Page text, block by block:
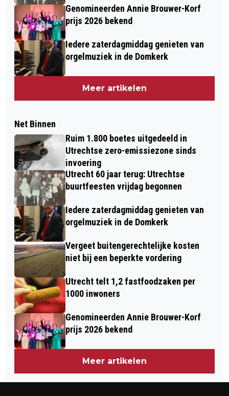
Genomineerden Annie Brouwer-Korf
prijs 2026 bekend
Iedere zaterdagmiddag genieten van
orgelmuziek in de Domkerk
Meer artikelen
Net Binnen
Ruim 1.800 boetes uitgedeeld in
Utrechtse zero-emissiezone sinds
invoering
Utrecht 60 jaar terug: Utrechtse
buurtfeesten vrijdag begonnen
Iedere zaterdagmiddag genieten van
orgelmuziek in de Domkerk
Vergeet buitengerechtelijke kosten
niet bij een beperkte vordering
Utrecht telt 1,2 fastfoodzaken per
1000 inwoners
Genomineerden Annie Brouwer-Korf
prijs 2026 bekend
Meer artikelen